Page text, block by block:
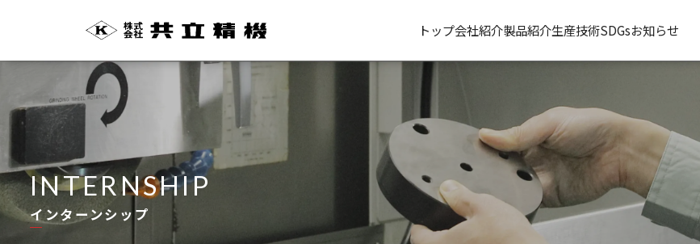
トップ会社紹介製品紹介生産技術SDGsお知らせ
INTERNSHIP
インターンシップ